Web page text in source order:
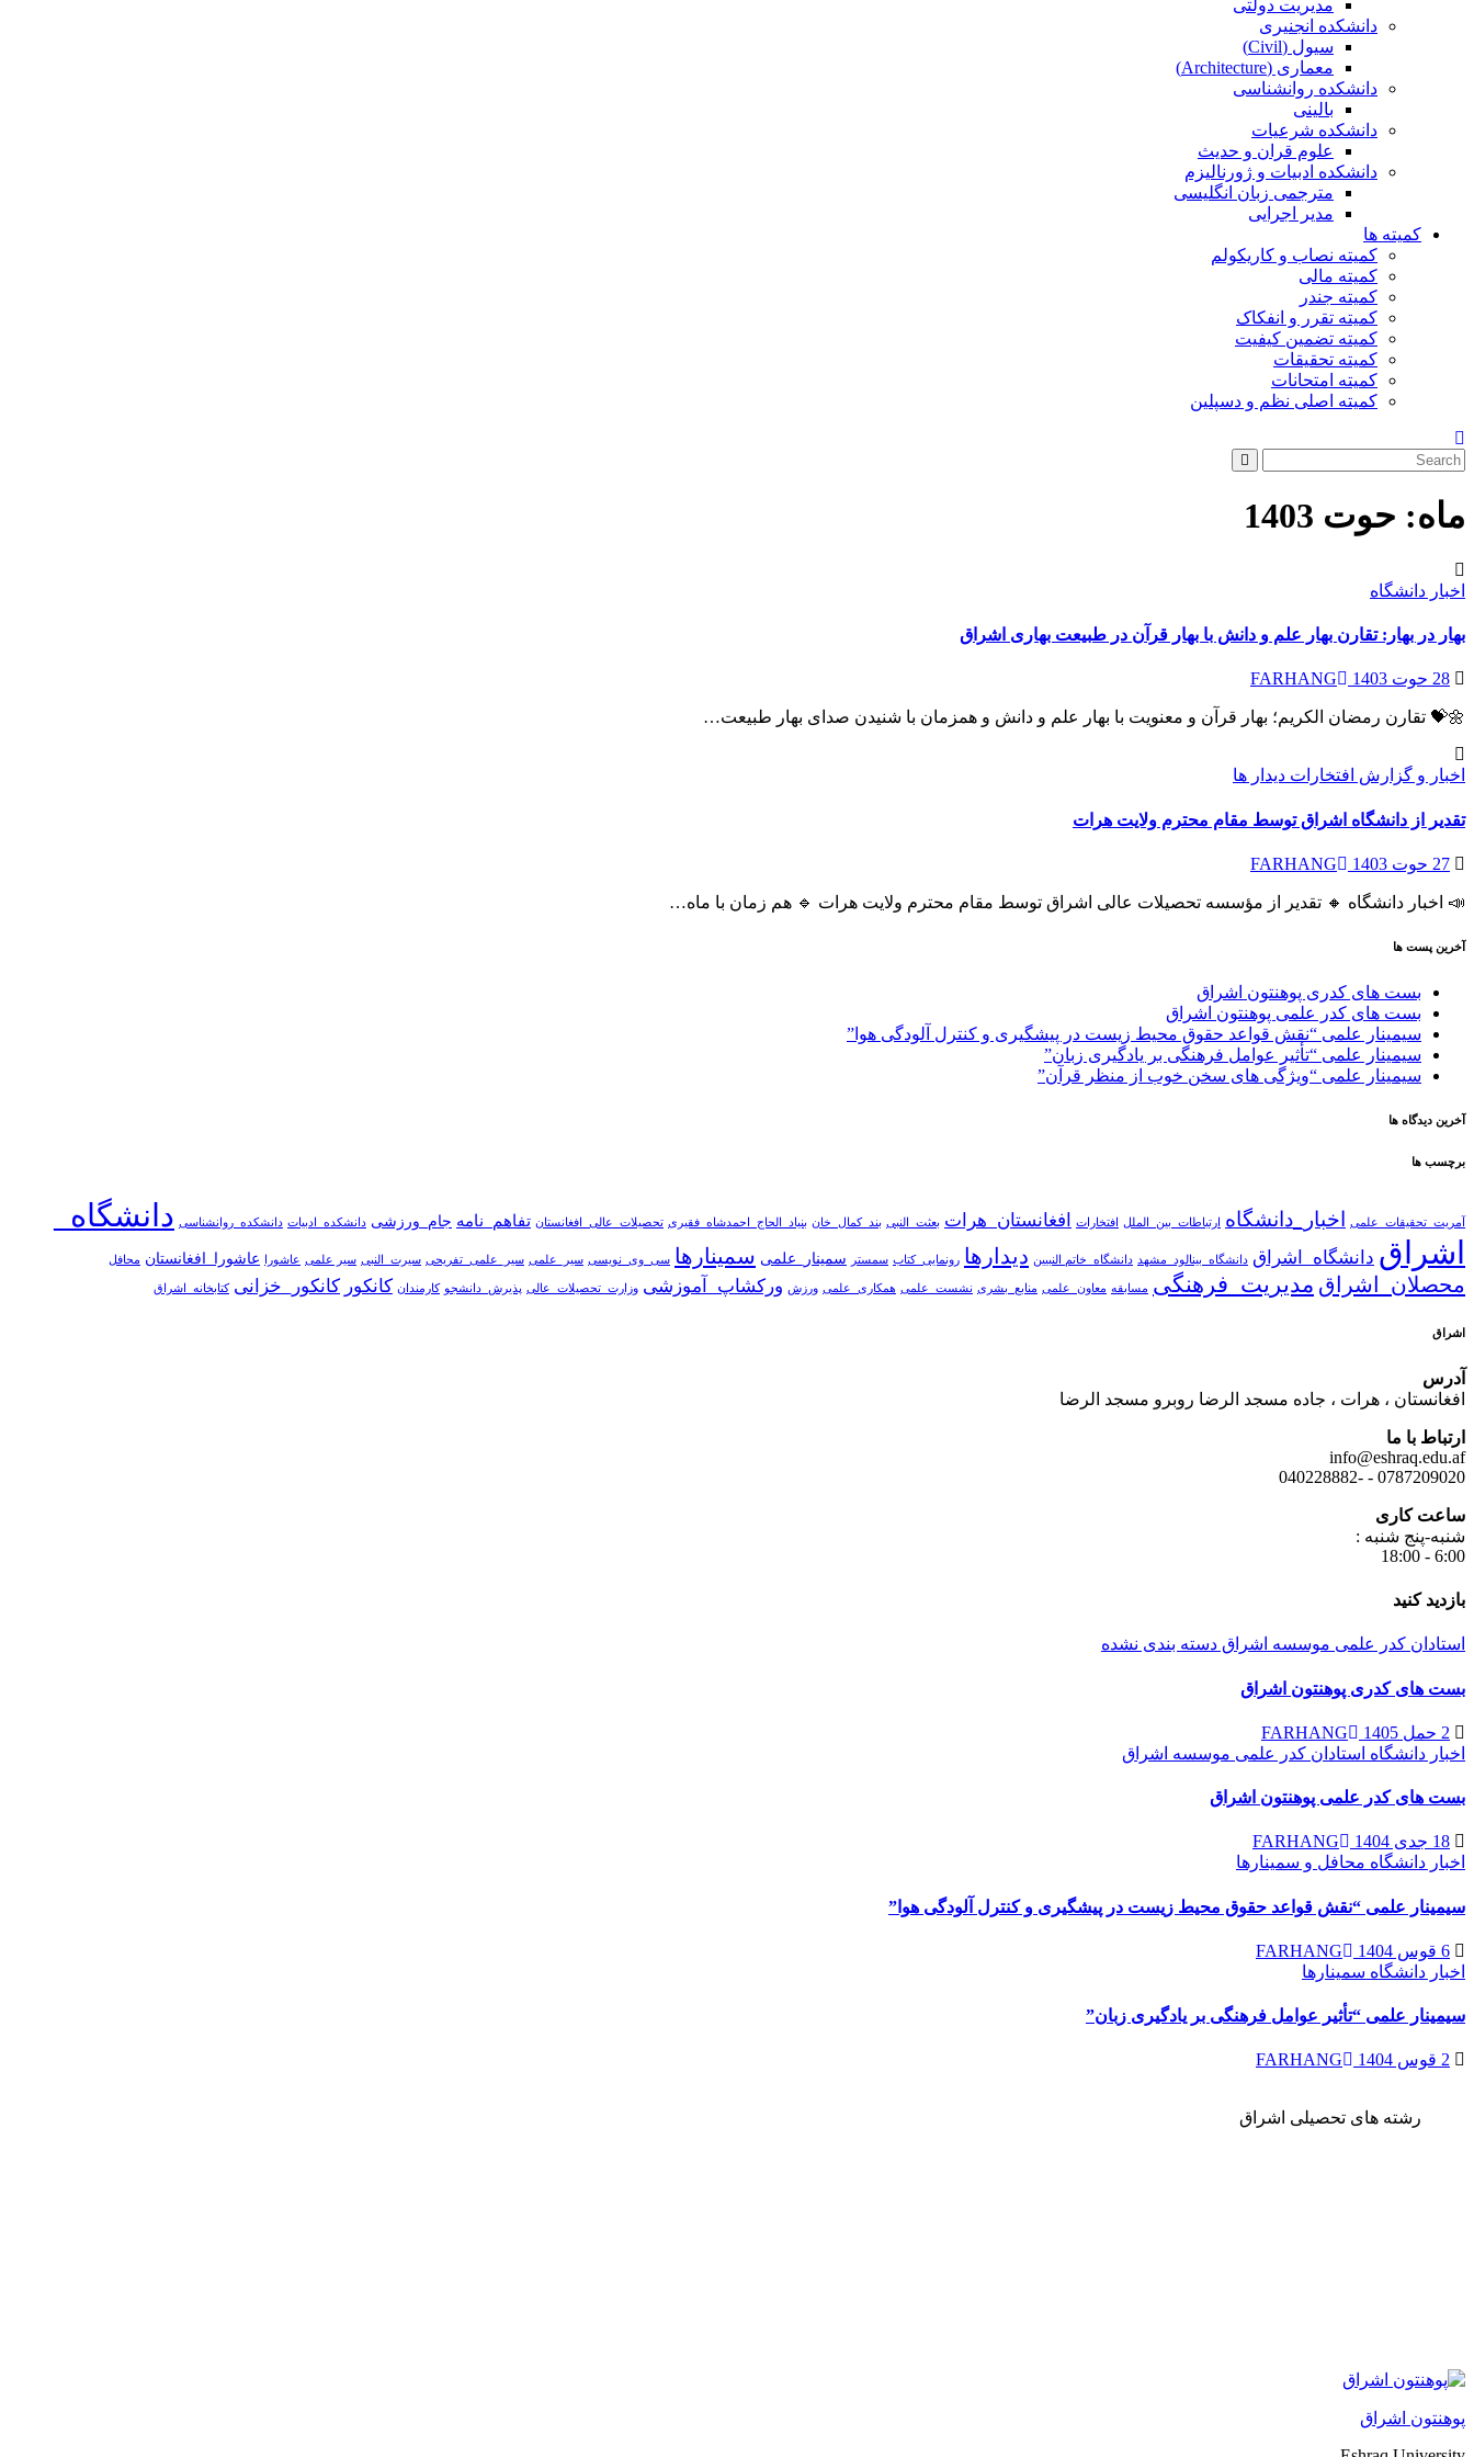
مدیریت دولتی
دانشکده انجنیری
سیول (Civil)
معماری (Architecture)
دانشکده روانشناسی
بالینی
دانشکده شرعیات
علوم قران و حدیث
دانشکده ادبیات و ژورنالیزم
مترجمی زبان انگلیسی
مدیر اجرایی
کمیته ها
کمیته نصاب و کاریکولم
کمیته مالی
کمیته جندر
کمیته تقرر و انفکاک
کمیته تضمین کیفیت
کمیته تحقیقات
کمیته امتحانات
کمیته اصلی نظم و دسپلین
ماه: حوت 1403
اخبار دانشگاه
بهار در بهار: تقارن بهار علم و دانش با بهار قرآن در طبیعت بهاری اشراق
28 حوت 1403 FARHANG
🌼💝 تقارن رمضان الکریم؛ بهار قرآن‌ و معنویت با بهار علم و دانش و همزمان با شنیدن صدای بهار طبیعت…
اخبار و گزارش افتخارات دیدار ها
تقدیر از دانشگاه اشراق توسط مقام محترم ولایت هرات
27 حوت 1403 FARHANG
📣 اخبار دانشگاه 🔸 تقدیر از مؤسسه تحصیلات عالی اشراق توسط مقام محترم ولایت هرات 🔹 هم زمان با ماه…
آخرین پست ها
بست های کدری پوهنتون اشراق
بست های کدر علمی پوهنتون اشراق
سیمینار علمی “نقش قواعد حقوق محیط زیست در پیشگیری و کنترل آلودگی هوا”
سیمینار علمی “تأثیر عوامل فرهنگی بر یادگیری زبان”
سیمینار علمی “ویژگی های سخن خوب از منظر قرآن”
آخرین دیدگاه ها
برچسب ها
آمریت_تحقیقات_علمی اخبار_دانشگاه ارتباطات_بین_الملل افتخارات افغانستان_هرات بعثت_النبی بند_کمال_خان بنیاد_الحاج_احمدشاه_فقیری تحصیلات_عالی_افغانستان تفاهم_نامه جام_ورزشی دانشکده_ادبیات دانشکده_روانشناسی دانشگاه_
اشراق دانشگاه_اشراق دانشگاه_بینالود_مشهد دانشگاه_خاتم النبیین دیدارها رونمایی_کتاب سمستر سمینار_علمی سمینارها سی_وی_نویسی سیر_علمی سیر_علمی_تفریحی سیرت_النبی سیر علمی عاشورا عاشورا_افغانستان محافل
محصلان_اشراق مدیریت_فرهنگی مسابقه معاون_علمی منابع_بشری نشست_علمی همکاری_علمی ورزش ورکشاپ_آموزشی وزارت_تحصیلات_عالی پذیرش_دانشجو کارمندان کانکور کانکور_خزانی کتابخانه_اشراق
اشراق
آدرس
افغانستان ، هرات ، جاده مسجد الرضا روبرو مسجد الرضا
ارتباط با ما
info@eshraq.edu.af
0787209020 - -040228882
ساعت کاری
شنبه-پنج شنبه :
6:00 - 18:00
بازدید کنید
استادان کدر علمی موسسه اشراق دسته بندی نشده
بست های کدری پوهنتون اشراق
2 حمل 1405
FARHANG
اخبار دانشگاه استادان کدر علمی موسسه اشراق
بست های کدر علمی پوهنتون اشراق
18 جدی 1404
FARHANG
اخبار دانشگاه محافل و سمینارها
سیمینار علمی “نقش قواعد حقوق محیط زیست در پیشگیری و کنترل آلودگی هوا”
6 قوس 1404
FARHANG
اخبار دانشگاه سمینارها
سیمینار علمی “تأثیر عوامل فرهنگی بر یادگیری زبان”
2 قوس 1404 FARHANG
رشته های تحصیلی اشراق
پوهنتون اشراق